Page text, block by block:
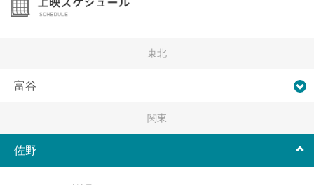
東北
富谷
関東
佐野